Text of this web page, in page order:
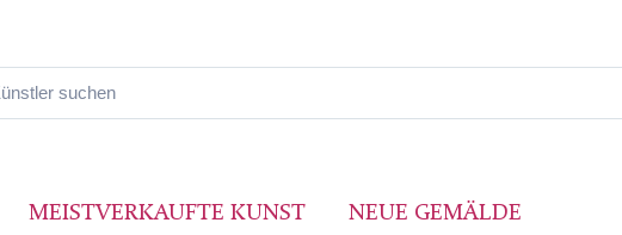
MEISTVERKAUFTE KUNST NEUE GEMÄLDE